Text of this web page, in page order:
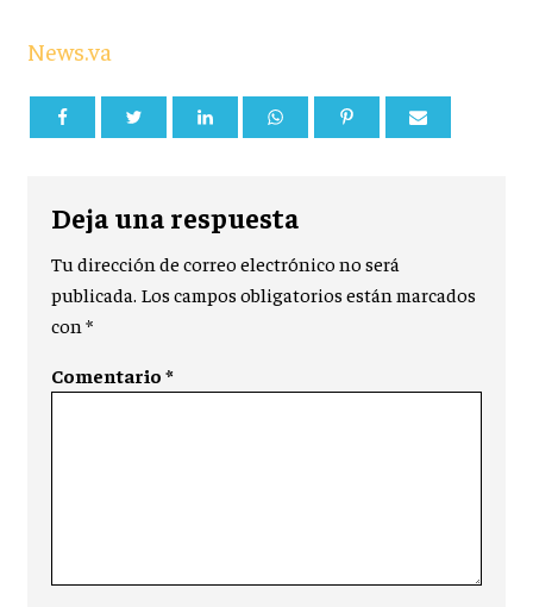
News.va
Deja una respuesta
Tu dirección de correo electrónico no será
publicada. Los campos obligatorios están marcados
con*
Comentario*